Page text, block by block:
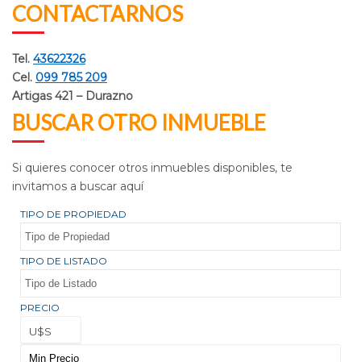
CONTACTARNOS
Tel. 43622326
Cel. 099 785 209
Artigas 421 – Durazno
BUSCAR OTRO INMUEBLE
Si quieres conocer otros inmuebles disponibles, te
invitamos a buscar aquí
TIPO DE PROPIEDAD
TIPO DE LISTADO
PRECIO
U$S